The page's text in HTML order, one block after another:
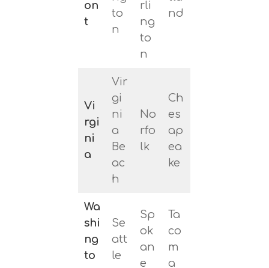
on
t
to
n
rli
ng
to
n
nd
Vi
rgi
ni
a
Vir
gi
ni
a
Be
ac
h
No
rfo
lk
Ch
es
ap
ea
ke
Wa
shi
ng
to
Se
att
le
Sp
ok
an
e
Ta
co
m
a